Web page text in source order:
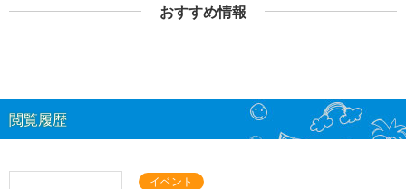
おすすめ情報
閲覧履歴